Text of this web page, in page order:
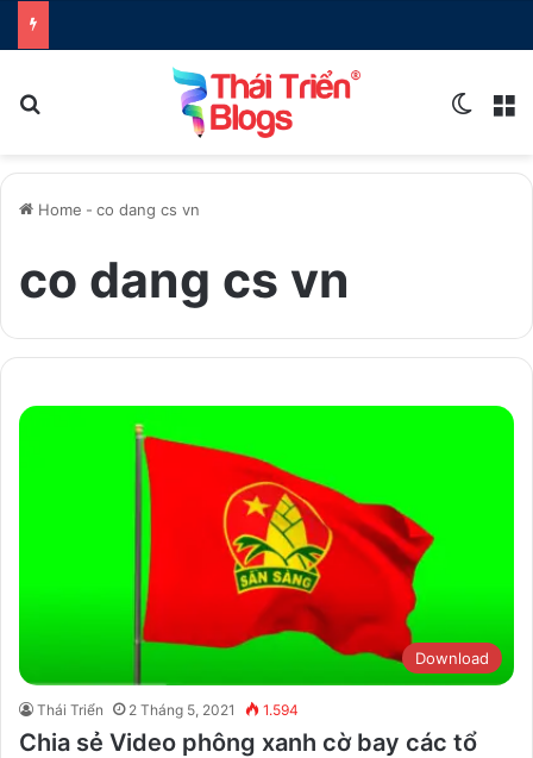
Home - co dang cs vn
co dang cs vn
Download
Thái Triển 2 Tháng 5, 2021 1.594
Chia sẻ Video phông xanh cờ bay các tổ